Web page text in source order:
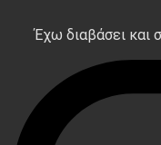
Έχω διαβάσει